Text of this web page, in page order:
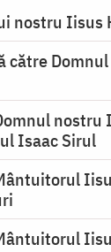
nostru Iisus
către
nostru
Isaac Sirul